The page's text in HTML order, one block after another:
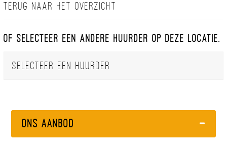
Terug naar het overzicht
Of selecteer een andere huurder op deze locatie.
Ons Aanbod